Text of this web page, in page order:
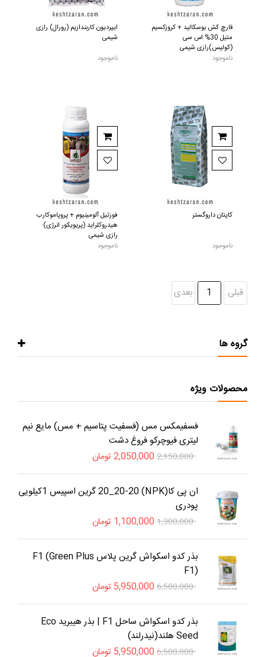
قارچ کش بوسکالید + کروزکسیم
متیل 30% اس سی
(کولیس)رازی شیمی
ناموجود
ایپردیون کاربندازیم (رورال) رازی
شیمی
ناموجود
کاپتان داروگستر
ناموجود
فوزتیل آلومینیوم + پروپاموکارب
هیدروکلراید (پریویکور انرژی)
رازی شیمی
ناموجود
قبلی 1 بعدی
گروه ها
محصولات ویژه
فسفیمکس مس (فسفیت پتاسیم + مس) مایع نیم
لیتری فیوچرکو فروغ دشت
2,150,000
2,050,000تومان
ان پی کا(NPK) 20_20-20 گرین اسپیس 1کیلویی
پودری
1,300,000
1,100,000 تومان
بذر کدو اسکواش گرین پلاس F1 (Green Plus
F1)
6,500,000
5,950,000 تومان
بذر کدو اسکواش ساحل F1 | بذر هیبرید Eco
Seed هلند(نیدرلند)
6,500,000
5,950,000 تومان